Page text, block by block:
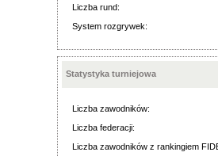
Liczba rund:
System rozgrywek:
Statystyka turniejowa
Liczba zawodników:
Liczba federacji:
Liczba zawodników z rankingiem